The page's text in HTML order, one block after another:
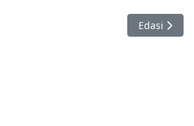
mälestusturniir, 07.-18.12.Järgmine
Edasi